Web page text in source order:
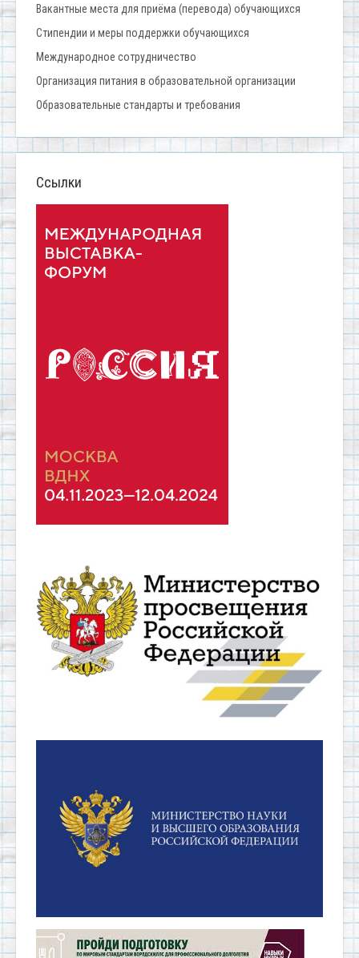
Вакантные места для приёма (перевода) обучающихся
Стипендии и меры поддержки обучающихся
Международное сотрудничество
Организация питания в образовательной организации
Образовательные стандарты и требования
Ссылки